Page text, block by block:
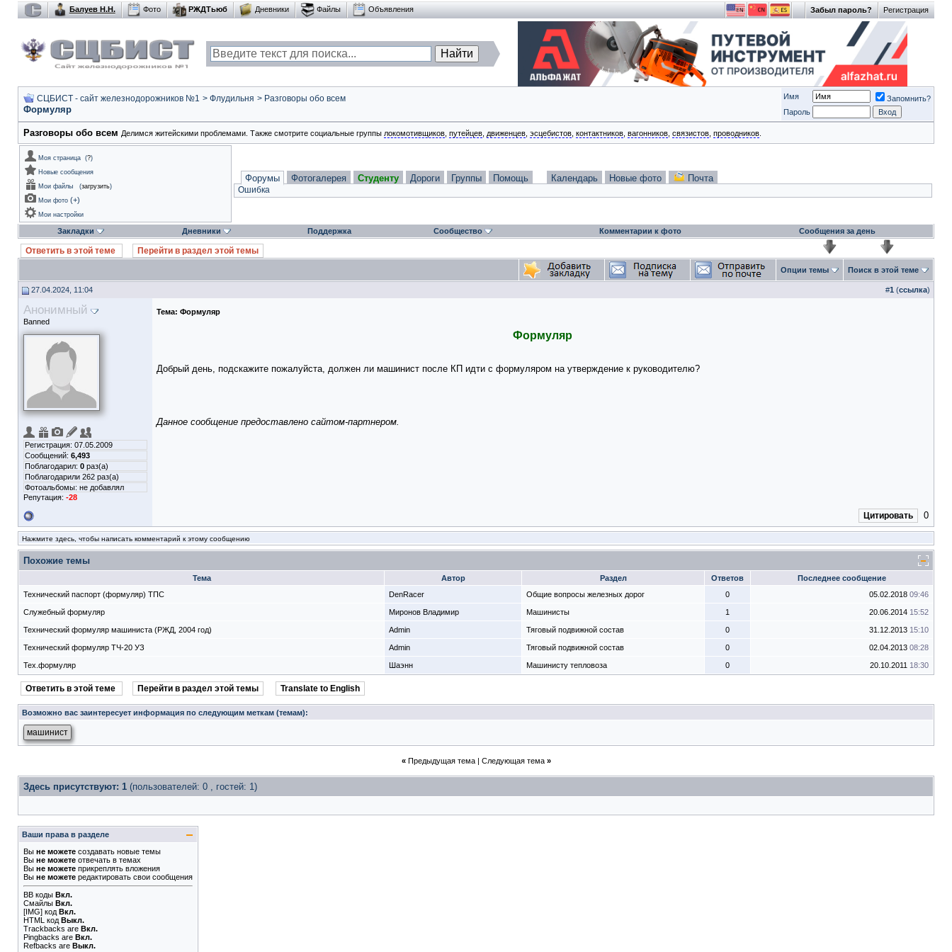
Регистрация
Забыл пароль?
Балуев Н.Н. Фото РЖДТьюб Дневники Файлы Объявления
СЦБИСТ - сайт железнодорожников №1 > Флудильня > Разговоры обо всем
Формуляр
Имя
Запомнить?
Пароль
Разговоры обо всем Делимся житейскими проблемами. Также смотрите социальные группы локомотивщиков путейцев движенцев эсцебистов контактников вагонников связистов проводников
Моя страница (?)
Новые сообщения
Мои файлы
(загрузить)
Мои фото (+)
Мои настройки
Форумы Фотогалерея Студенту Дороги Группы Помощь Календарь Новые фото Почта
Ошибка
Закладки Дневники Поддержка Сообщество Комментарии к фото Сообщения за день
Ответить в этой теме Перейти в раздел этой темы
Опции темы Поиск в этой теме
27.04.2024, 11:04 #1 (ссылка)
Анонимный
Banned
Регистрация: 07.05.2009
Сообщений: 6,493
Поблагодарил: 0 раз(а)
Поблагодарили 262 раз(а)
Фотоальбомы: не добавлял
Репутация: -28
Тема: Формуляр
Формуляр
Добрый день, подскажите пожалуйста, должен ли машинист после КП идти с формуляром на утверждение к руководителю?
Данное сообщение предоставлено сайтом-партнером.
Цитировать 0
Нажмите здесь, чтобы написать комментарий к этому сообщению
Похожие темы
Тема Автор Раздел Ответов
Последнее сообщение
Технический паспорт (формуляр) ТПС
DenRacer Общие вопросы железных дорог 0 05.02.2018 09:46
Служебный формуляр Миронов Владимир Машинисты 1 20.06.2014 15:52
Технический формуляр машиниста (РЖД, 2004 год) Admin Тяговый подвижной состав 0 31.12.2013 15:10
Технический формуляр ТЧ-20 УЗ Admin Тяговый подвижной состав 0 02.04.2013 08:28
Тех.формуляр Шаэнн Машинисту тепловоза 0 20.10.2011 18:30
Ответить в этой теме Перейти в раздел этой темы Translate to English
Возможно вас заинтересует информация по следующим меткам (темам):
машинист
« Предыдущая тема| Следующая тема »
Здесь присутствуют: 1 (пользователей: 0 , гостей: 1)
Ваши права в разделе
Вы не можете создавать новые темы
Вы не можете отвечать в темах
Вы не можете прикреплять вложения
Вы не можете редактировать свои сообщения
BB коды Вкл.
Смайлы Вкл.
[IMG] код Вкл.
HTML код Выкл.
Trackbacks are Вкл.
Pingbacks are Вкл.
Refbacks are Выкл.